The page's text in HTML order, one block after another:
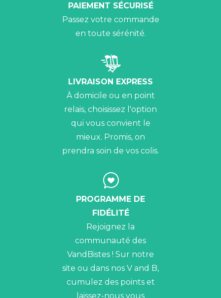
PAIEMENT SÉCURISÉ
Passez votre commande
en toute sérénité.
LIVRAISON EXPRESS
À domicile ou en point
relais, choisissez l'option
qui vous convient le
mieux. Promis, on
prendra soin de vos colis.
PROGRAMME DE
FIDÉLITÉ
Rejoignez la
communauté des
VandBistes ! Sur notre
site ou dans nos V and B,
cumulez des points et
laissez-nous vous